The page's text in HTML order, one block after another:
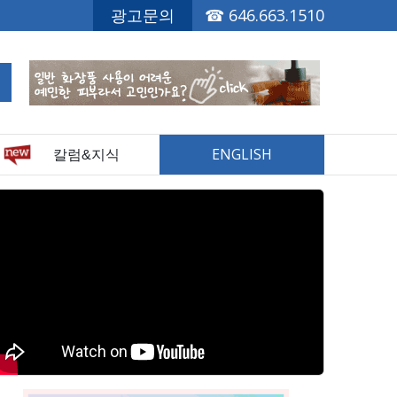
광고문의 ☎ 646.663.1510
칼럼&지식 ENGLISH